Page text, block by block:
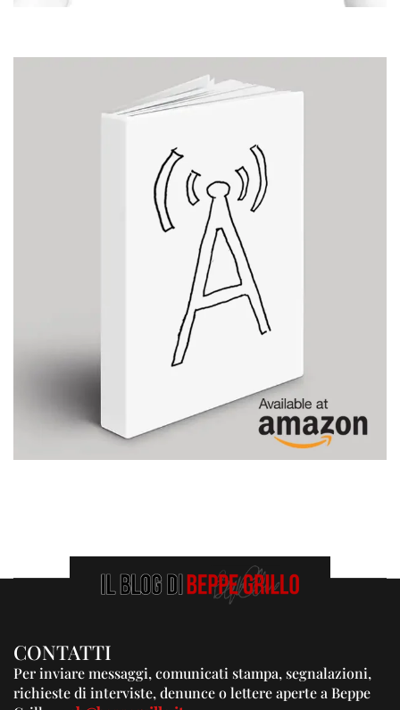
CONTATTI
Per inviare messaggi, comunicati stampa, segnalazioni,
richieste di interviste, denunce o lettere aperte a Beppe